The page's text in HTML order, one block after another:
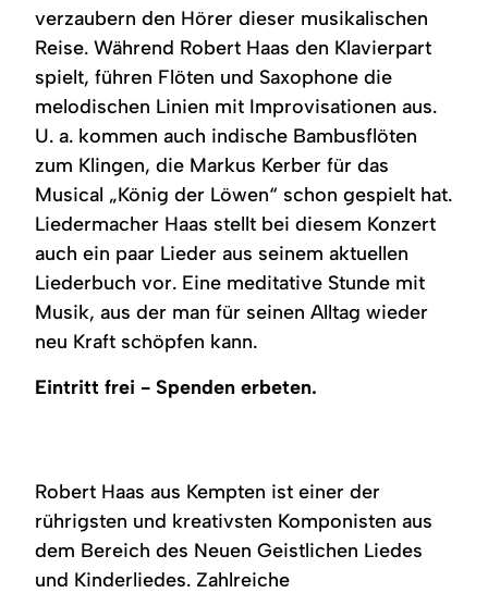
verzaubern den Hörer dieser musikalischen
Reise. Während Robert Haas den Klavierpart
spielt, führen Flöten und Saxophone die
melodischen Linien mit Improvisationen aus.
U. a. kommen auch indische Bambusflöten
zum Klingen, die Markus Kerber für das
Musical „König der Löwen“ schon gespielt hat.
Liedermacher Haas stellt bei diesem Konzert
auch ein paar Lieder aus seinem aktuellen
Liederbuch vor. Eine meditative Stunde mit
Musik, aus der man für seinen Alltag wieder
neu Kraft schöpfen kann.
Eintritt frei - Spenden erbeten.
Robert Haas aus Kempten ist einer der
rührigsten und kreativsten Komponisten aus
dem Bereich des Neuen Geistlichen Liedes
und Kinderliedes. Zahlreiche